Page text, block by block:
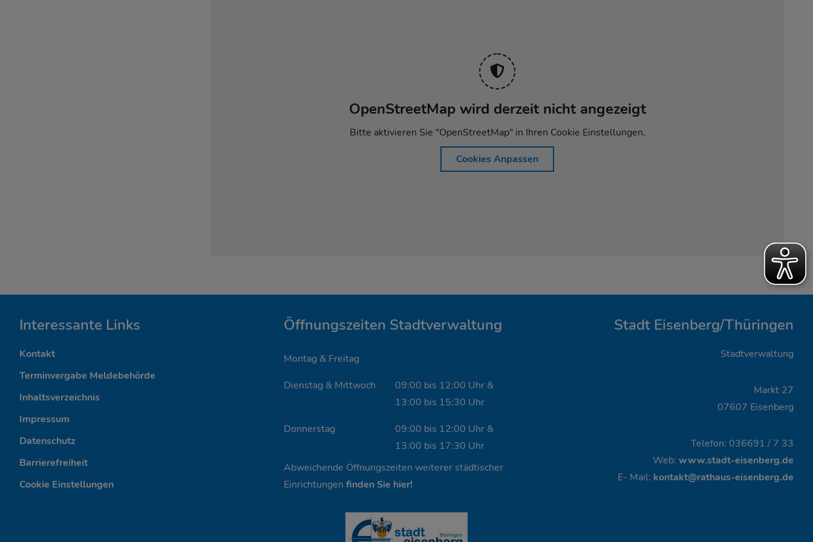
OpenStreetMap wird derzeit nicht angezeigt
Bitte aktivieren Sie "OpenStreetMap" in Ihren Cookie Einstellungen.
Cookies Anpassen
I
n
t
e
r
e
s
Interessante Links
Kontakt
Terminvergabe Meldebehörde
Inhaltsverzeichnis
Impressum
Datenschutz
Barrierefreiheit
Cookie Einstellungen
Öffnungszeiten Stadtverwaltung
Montag & Freitag
Dienstag & Mittwoch
09:00 bis 12:00 Uhr &
13:00 bis 15:30 Uhr
Donnerstag
09:00 bis 12:00 Uhr &
13:00 bis 17:30 Uhr
Abweichende Öffnungszeiten weiterer städtischer
Einrichtungenfinden Sie hier!
Stadt Eisenberg/Thüringen
Stadtverwaltung
Markt 27
07607 Eisenberg
Telefon: 036691 / 7 33
Web: www.stadt-eisenberg.de
E- Mail: kontakt@rathaus-eisenberg.de